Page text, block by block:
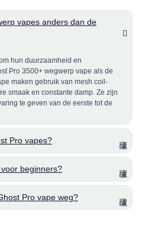
vapes anders dan de
hun duurzaamheid en
Pro 3500+ wegwerp vape als de
maken gebruik van mesh coil-
smaak en constante damp. Ze zijn
te geven van de eerste tot de
Pro vapes?
beginners?
Pro vape weg?